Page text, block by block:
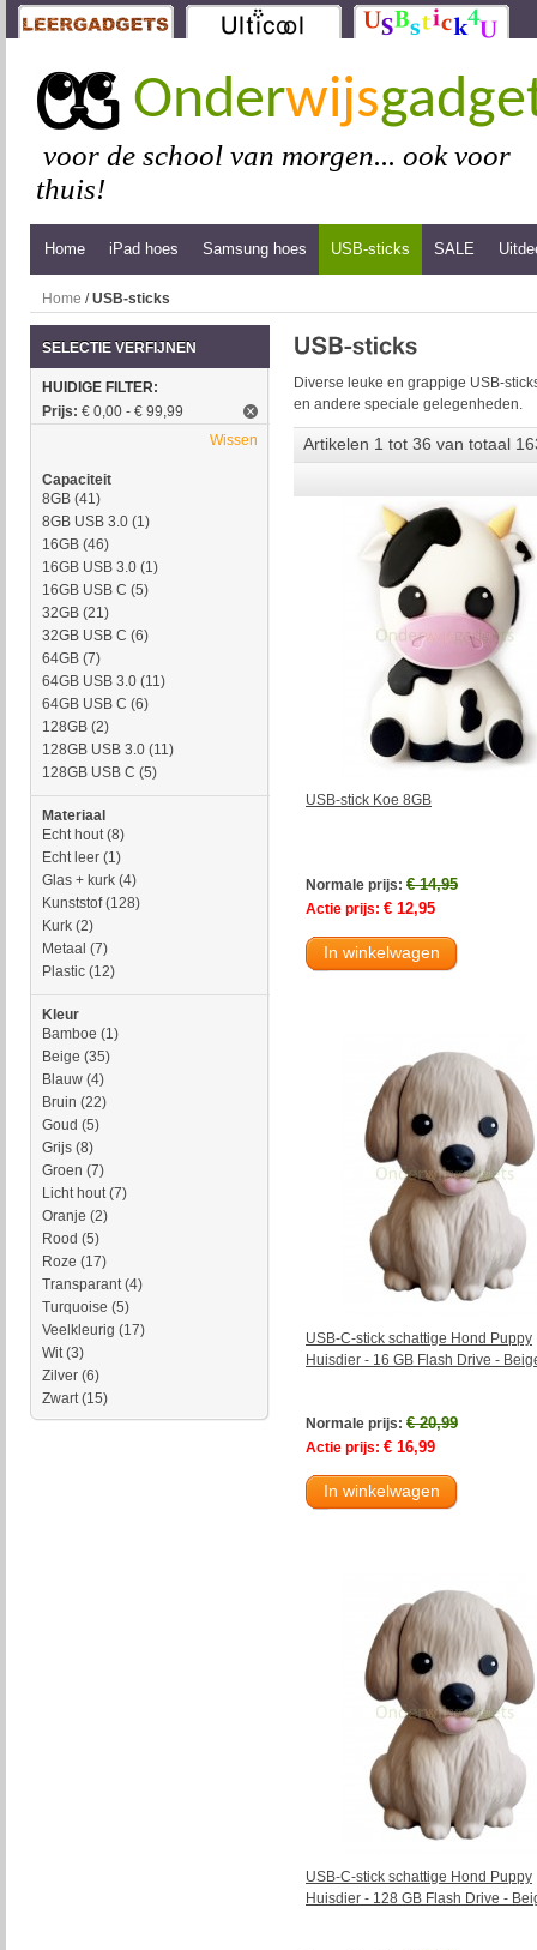
Onderwijs
voor de school van morgen... ook voor
thuis!
Home iPad hoes Samsung hoes USB-sticks SALE
Home /USB-sticks
Diverse leuke en grappige USB-
en andere speciale gelegenheden.
Artikelen 1 tot 36 van totaal
USB-stick Koe 8GB
Normale prijs: € 14,95
Actie prijs: € 12,95
In winkelwagen
USB-C-stick schattige Hond Puppy
Huisdier - 16 GB Flash Drive -
Normale prijs: € 20,99
Actie prijs: € 16,99
In winkelwagen
USB-C-stick schattige Hond Puppy
Huisdier - 128 GB Flash Drive -
SELECTIE VERFIJNEN
HUIDIGE FILTER:
Prijs: € 0,00 - € 99,99
Wissen
Capaciteit
8GB (41)
8GB USB 3.0 (1)
16GB (46)
16GB USB 3.0 (1)
16GB USB C (5)
32GB (21)
32GB USB C (6)
64GB (7)
64GB USB 3.0 (11)
64GB USB C (6)
128GB (2)
128GB USB 3.0 (11)
128GB USB C (5)
Materiaal
Echt hout(8)
Echt leer (1)
Glas + kurk (4)
Kunststof(128)
Kurk (2)
Metaal (7)
Plastic (12)
Kleur
Bamboe (1)
Beige (35)
Blauw (4)
Bruin (22)
Goud (5)
Grijs (8)
Groen (7)
Licht hout(7)
Oranje (2)
Rood (5)
Roze (17)
Transparant(4)
Turquoise (5)
Veelkleurig (17)
Wit(3)
Zilver (6)
Zwart(15)